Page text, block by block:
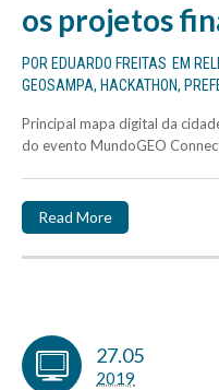
os projetos
POR EDUARDO FREITAS EM
GEOSAMPA, HACKATHON,
Principal mapa digital da
do evento MundoGEO
Read More
27.05
2019